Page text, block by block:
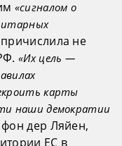
«сигналом о
не
«Их цель —
карты
наши демократии
дер Ляйен,
ЕС в